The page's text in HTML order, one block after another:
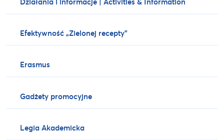
Efektywność „Zielonej recepty”
Erasmus
Gadżety promocyjne
Legia Akademicka